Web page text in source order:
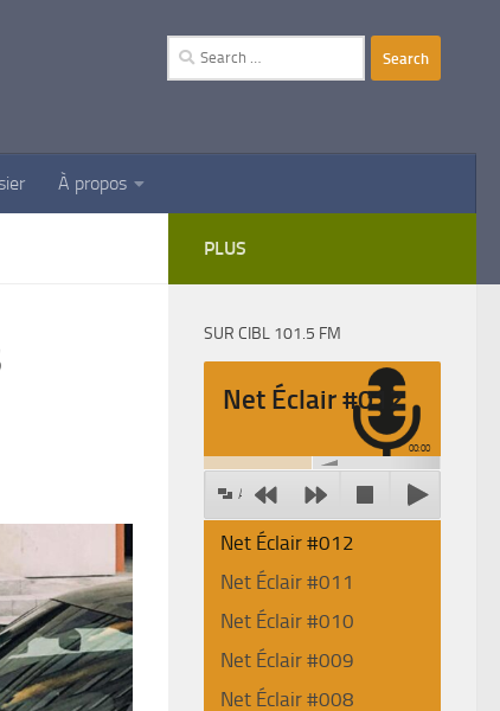
Search
for:
À propos
PLUS
SUR CIBL 101.5 FM
Net Éclair #012
00:00
Agrandir
Net Éclair #012
Net Éclair #011
Net Éclair #010
Net Éclair #009
Net Éclair #008